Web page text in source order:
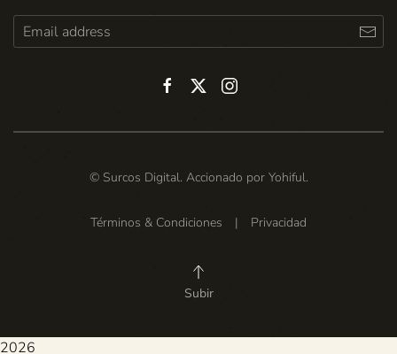
© Surcos Digital. Accionado por Yohiful.
Términos & Condiciones | Privacidad
Subir
2026